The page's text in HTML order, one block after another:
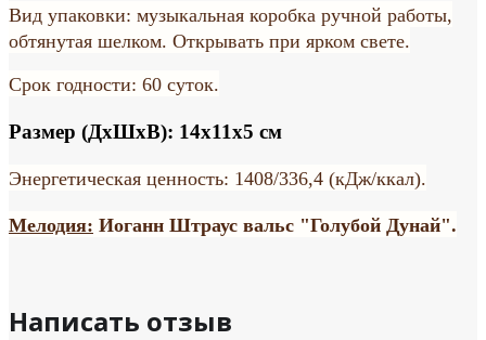
Вид упаковки: музыкальная коробка ручной работы,
обтянутая шелком. Открывать при ярком свете.
Срок годности: 60 суток.
Размер (ДхШхВ): 14х11х5 см
Энергетическая ценность: 1408/336,4 (кДж/ккал).
Мелодия: Иоганн Штраус вальс "Голубой Дунай".
Написать отзыв